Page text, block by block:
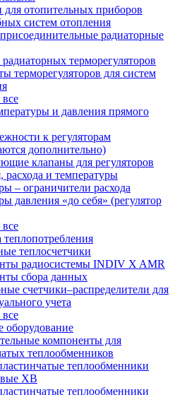
для отопительных приборов
систем отопления
радиаторные
терморегуляторов
терморегуляторов для систем
все
и давления прямого
к регуляторам
дополнительно)
клапаны для регуляторов
расхода и температуры
– ограничители расхода
давления «до себя» (регулятор
все
теплопотребления
теплосчетчики
радиосистемы INDIV X AMR
сбора данных
счетчики–распределители для
учета
все
оборудование
компоненты для
теплообменников
теплообменники
XB
теплообменники